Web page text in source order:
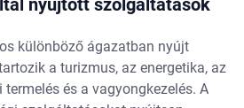
nyújtott szolgáltatások
különböző ágazatban nyújt
a turizmus, az energetika, az
és a vagyongkezelés. A